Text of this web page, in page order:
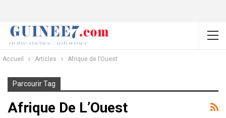
Accueil Articles Afrique de l’Ouest
Parcourir Tag
Afrique De L’Ouest